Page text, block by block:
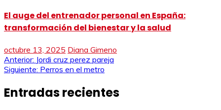
El auge del entrenador personal en España:
transformación del bienestar y la salud
octubre 13, 2025 Diana Gimeno
Navegación
entradas
Anterior: Jordi cruz perez pareja
Siguiente: Perros en el metro
Entradas recientes